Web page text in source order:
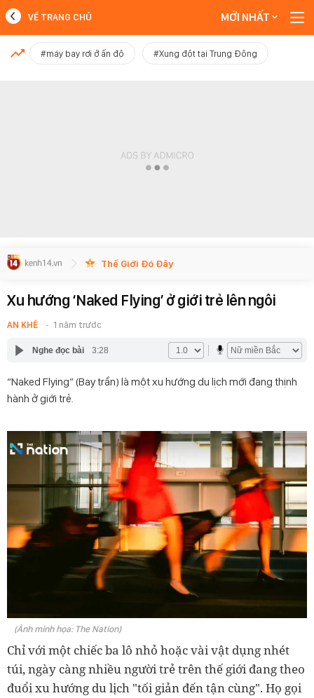
MỚI NHẤT
VỀ TRANG CHỦ MỚI NHẤT
#máy bay rơi ở ấn độ #Xung đột tại Trung Đông
Thế Giới Đó Đây
Xu hướng ‘Naked Flying’ ở giới trẻ lên ngôi
AN KHÊ 1 năm trước
Nghe đọc bài 3:28
“Naked Flying” (Bay trần) là một xu hướng du lịch mới đang thịnh
hành ở giới trẻ.
(Ảnh minh họa: The Nation)
Chỉ với một chiếc ba lô nhỏ hoặc vài vật dụng nhét
túi, ngày càng nhiều người trẻ trên thế giới đang theo
đuổi xu hướng du lịch "tối giản đến tận cùng". Họ gọi